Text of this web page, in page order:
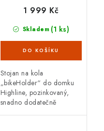
Skladem (1 ks)
1 999 Kč
Stojan na kola
„bikeHolder“ do domku
Highline, pozinkovaný,
snadno dodatečně